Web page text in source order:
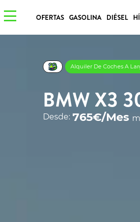
OFERTAS GASOLINA DIÉSEL
Alquiler De Coches A
BMW X3
Desde: 765€/Mes